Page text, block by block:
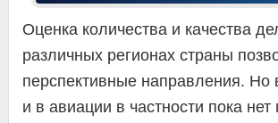
Оценка количества и качества
различных регионах страны
перспективные направления. Но
и в авиации в частности пока